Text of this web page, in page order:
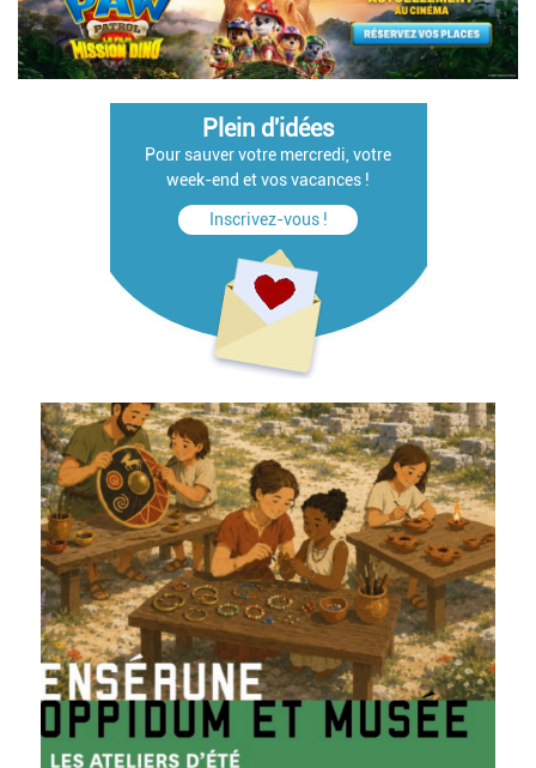
Plein d'idées
Pour sauver votre mercredi, votre
week-end et vos vacances !
Inscrivez-vous !